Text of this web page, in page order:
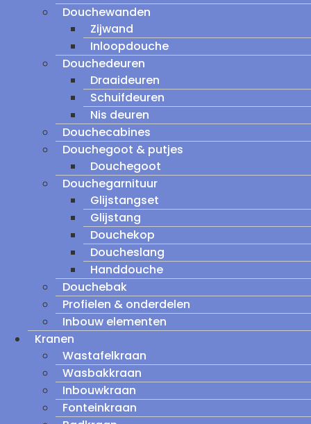
Douchewanden
Zijwand
Inloopdouche
Douchedeuren
Draaideuren
Schuifdeuren
Nis deuren
Douchecabines
Douchegoot & putjes
Douchegoot
Douchegarnituur
Glijstangset
Glijstang
Douchekop
Doucheslang
Handdouche
Douchebak
Profielen & onderdelen
Inbouw elementen
Kranen
Wastafelkraan
Wasbakkraan
Inbouwkraan
Fonteinkraan